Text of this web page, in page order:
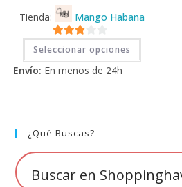
Tienda: Mango Habana
2.71
de 5
Seleccionar opciones
Este
tiene
la
de
producto
Envío: En menos de 24h
¿Qué Buscas?